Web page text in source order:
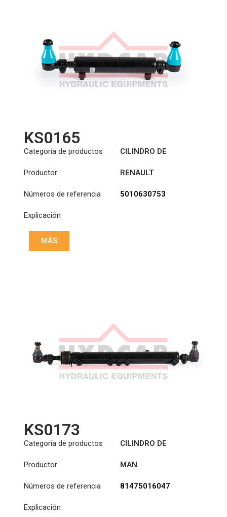
KS0165
Categoría de productos
CILINDRO DE
DIRECCIÓN
Productor RENAULT
Números de referencia 5010630753
Explicación
MÁS
KS0173
Categoría de productos
CILINDRO DE
DIRECCIÓN
Productor MAN
Números de referencia 81475016047
Explicación